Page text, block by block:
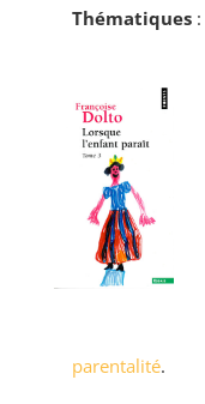
Thématiques:
parentalité.